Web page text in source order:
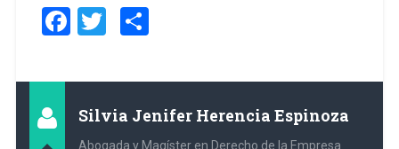
Facebook
TwitterCompartir
Silvia Jenifer Herencia Espinoza
Abogada y Magíster en Derecho de la Empresa